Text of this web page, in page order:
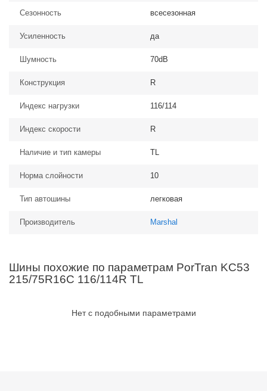
Сезонность всесезонная
Усиленность да
Шумность 70dB
Конструкция R
Индекс нагрузки 116/114
Индекс скорости R
Наличие и тип камеры TL
Норма слойности 10
Тип автошины легковая
Производитель Marshal
Шины похожие по параметрам PorTran KC53
215/75R16C 116/114R TL
Нет с подобными параметрами